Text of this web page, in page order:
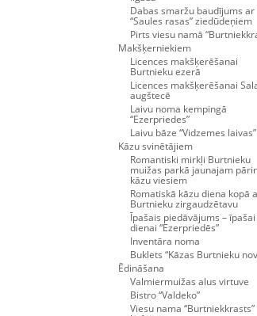
Dabas smaržu baudījums ar
“Saules rasas” ziedūdeņiem
Pirts viesu namā
Makšķerniekiem
Licences makšķerēšanai
Burtnieku ezerā
Licences makšķerēšanai
augštecē
Laivu noma kempingā
“Ezerpriedes”
Laivu bāze “Vidzemes laivas”
Kāzu svinētājiem
Romantiski mirkļi Burtnieku
muižas parkā jaunajam
kāzu viesiem
Romatiskā kāzu diena kopā
Burtnieku zirgaudzētavu
Īpašais piedāvājums – īpašai
dienai “Ezerpriedēs”
Inventāra noma
Buklets “Kāzas Burtnieku
Ēdināšana
Valmiermuižas alus virtuve
Bistro “Valdeko”
Viesu nama “Burtniekkrasts”